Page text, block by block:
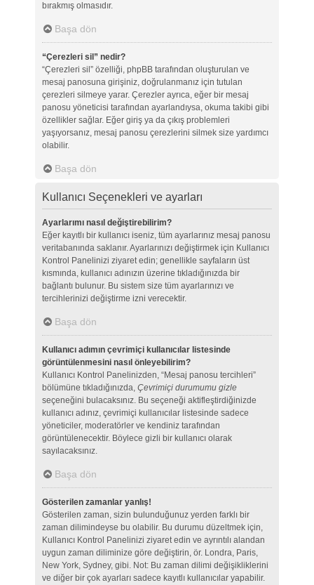
bırakmış olmasıdır.
Başa dön
“Çerezleri sil” nedir?
“Çerezleri sil” özelliği, phpBB tarafından oluşturulan ve
mesaj panosuna girişiniz, doğrulanmanız için tutulan
çerezleri silmeye yarar. Çerezler ayrıca, eğer bir mesaj
panosu yöneticisi tarafından ayarlandıysa, okuma takibi gibi
özellikler sağlar. Eğer giriş ya da çıkış problemleri
yaşıyorsanız, mesaj panosu çerezlerini silmek size yardımcı
olabilir.
Başa dön
Kullanıcı Seçenekleri ve ayarları
Ayarlarımı nasıl değiştirebilirim?
Eğer kayıtlı bir kullanıcı iseniz, tüm ayarlarınız mesaj panosu
veritabanında saklanır. Ayarlarınızı değiştirmek için Kullanıcı
Kontrol Panelinizi ziyaret edin; genellikle sayfaların üst
kısmında, kullanıcı adınızın üzerine tıkladığınızda bir
bağlantı bulunur. Bu sistem size tüm ayarlarınızı ve
tercihlerinizi değiştirme izni verecektir.
Başa dön
Kullanıcı adımın çevrimiçi kullanıcılar listesinde
görüntülenmesini nasıl önleyebilirim?
Kullanıcı Kontrol Panelinizden, “Mesaj panosu tercihleri”
bölümüne tıkladığınızda, Çevrimiçi durumumu gizle
seçeneğini bulacaksınız. Bu seçeneği aktifleştirdiğinizde
kullanıcı adınız, çevrimiçi kullanıcılar listesinde sadece
yöneticiler, moderatörler ve kendiniz tarafından
görüntülenecektir. Böylece gizli bir kullanıcı olarak
sayılacaksınız.
Başa dön
Gösterilen zamanlar yanlış!
Gösterilen zaman, sizin bulunduğunuz yerden farklı bir
zaman dilimindeyse bu olabilir. Bu durumu düzeltmek için,
Kullanıcı Kontrol Panelinizi ziyaret edin ve ayrıntılı alandan
uygun zaman diliminize göre değiştirin, ör. Londra, Paris,
New York, Sydney, gibi. Not: Bu zaman dilimi değişikliklerini
ve diğer bir çok ayarları sadece kayıtlı kullanıcılar yapabilir.